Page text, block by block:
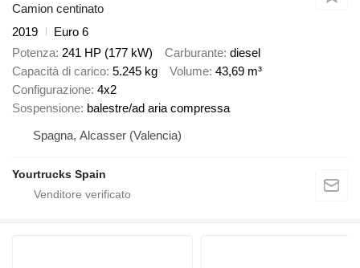
Camion centinato
2019
Euro 6
Potenza 241 HP (177 kW) Carburante diesel
Capacità di carico 5.245 kg Volume 43,69 m³
Configurazione 4x2
Sospensione balestre/ad aria compressa
Spagna, Alcasser (Valencia)
Yourtrucks Spain